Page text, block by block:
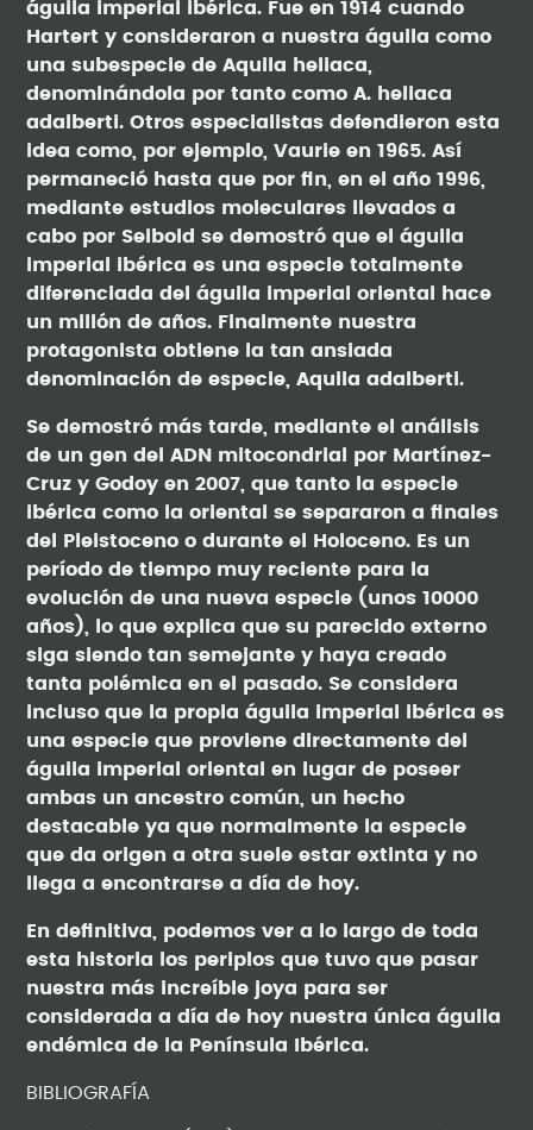
águila imperial ibérica. Fue en 1914 cuando
Hartert y consideraron a nuestra águila como
una subespecie de Aquila heliaca,
denominándola por tanto como A. heliaca
adalberti. Otros especialistas defendieron esta
idea como, por ejemplo, Vaurie en 1965. Así
permaneció hasta que por fin, en el año 1996,
mediante estudios moleculares llevados a
cabo por Seibold se demostró que el águila
imperial ibérica es una especie totalmente
diferenciada del águila imperial oriental hace
un millón de años. Finalmente nuestra
protagonista obtiene la tan ansiada
denominación de especie, Aquila adalberti.
Se demostró más tarde, mediante el análisis
de un gen del ADN mitocondrial por Martínez-
Cruz y Godoy en 2007, que tanto la especie
ibérica como la oriental se separaron a finales
del Pleistoceno o durante el Holoceno. Es un
período de tiempo muy reciente para la
evolución de una nueva especie (unos 10000
años), lo que explica que su parecido externo
siga siendo tan semejante y haya creado
tanta polémica en el pasado. Se considera
incluso que la propia águila imperial ibérica es
una especie que proviene directamente del
águila imperial oriental en lugar de poseer
ambas un ancestro común, un hecho
destacable ya que normalmente la especie
que da origen a otra suele estar extinta y no
llega a encontrarse a día de hoy.
En definitiva, podemos ver a lo largo de toda
esta historia los periplos que tuvo que pasar
nuestra más increíble joya para ser
considerada a día de hoy nuestra única águila
endémica de la Península Ibérica.
BIBLIOGRAFÍA